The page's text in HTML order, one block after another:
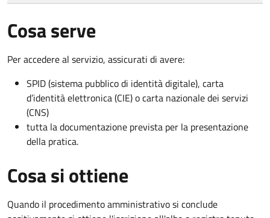
Cosa serve
Per accedere al servizio, assicurati di avere:
SPID (sistema pubblico di identità digitale), carta
d’identità elettronica (CIE) o carta nazionale dei servizi
(CNS)
tutta la documentazione prevista per la presentazione
della pratica.
Cosa si ottiene
Quando il procedimento amministrativo si conclude